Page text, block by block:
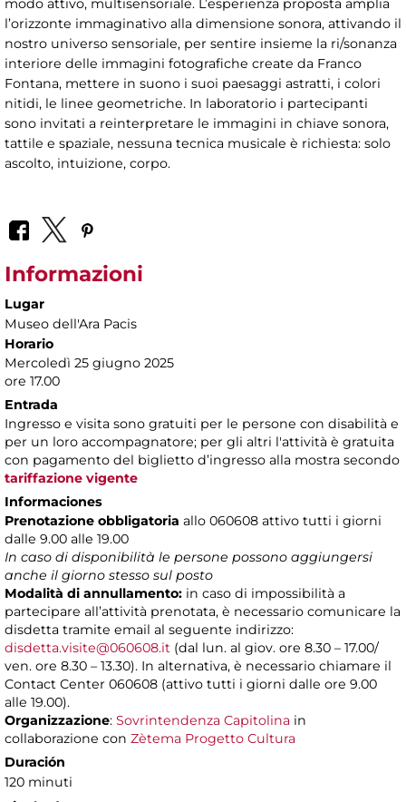
modo attivo, multisensoriale. L’esperienza proposta amplia
l’orizzonte immaginativo alla dimensione sonora, attivando il
nostro universo sensoriale, per sentire insieme la ri/sonanza
interiore delle immagini fotografiche create da Franco
Fontana, mettere in suono i suoi paesaggi astratti, i colori
nitidi, le linee geometriche. In laboratorio i partecipanti
sono invitati a reinterpretare le immagini in chiave sonora,
tattile e spaziale, nessuna tecnica musicale è richiesta: solo
ascolto, intuizione, corpo.
Informazioni
Lugar
Museo dell'Ara Pacis
Horario
Mercoledì 25 giugno 2025
ore 17.00
Entrada
Ingresso e visita sono gratuiti per le persone con disabilità e
per un loro accompagnatore; per gli altri l'attività è gratuita
con pagamento del biglietto d’ingresso alla mostra secondo
tariffazione vigente
Informaciones
Prenotazione obbligatoria allo 060608 attivo tutti i giorni
dalle 9.00 alle 19.00
In caso di disponibilità le persone possono aggiungersi
anche il giorno stesso sul posto
Modalità di annullamento: in caso di impossibilità a
partecipare all’attività prenotata, è necessario comunicare la
disdetta tramite email al seguente indirizzo:
disdetta.visite@060608.it (dal lun. al giov. ore 8.30 – 17.00/
ven. ore 8.30 – 13.30). In alternativa, è necessario chiamare il
Contact Center 060608 (attivo tutti i giorni dalle ore 9.00
alle 19.00).
Organizzazione: Sovrintendenza Capitolina in
collaborazione con Zètema Progetto Cultura
Duración
120 minuti